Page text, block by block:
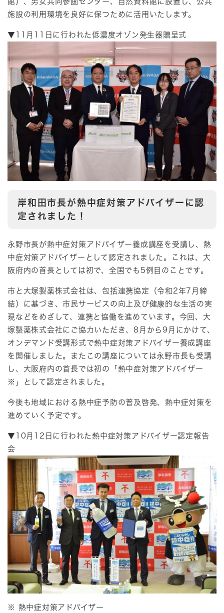
施設の利用環境を良好に保つために活用いたします。
▼11月11日に行われた低濃度オゾン発生器贈呈式
岸和田市長が熱中症対策アドバイザーに認
定されました！
永野市長が熱中症対策アドバイザー養成講座を受講し、熱
中症対策アドバイザーとして認定されました。これは、大
阪府内の首長としては初で、全国でも5例目のことです。
市と大塚製薬株式会社は、包括連携協定（令和2年7月締
結）に基づき、市民サービスの向上及び健康的な生活の実
現などをめざして、連携と協働を進めています。今回、大
塚製薬株式会社にご協力いただき、8月から9月にかけて、
オンデマンド受講形式で熱中症対策アドバイザー養成講座
を開催しました。またこの講座については永野市長も受講
し、大阪府内の首長では初の「熱中症対策アドバイザー
※」として認定されました。
今後も地域における熱中症予防の普及啓発、熱中症対策を
進めていく予定です。
▼10月12日に行われた熱中症対策アドバイザー認定報告
会
※ 熱中症対策アドバイザー